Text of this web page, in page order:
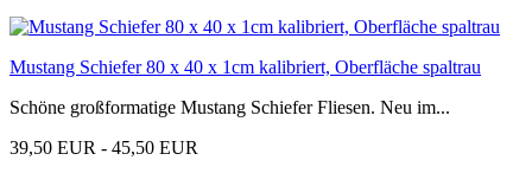
Mustang Schiefer 80 x 40 x 1cm kalibriert, Oberfläche spaltrau
Schöne großformatige Mustang Schiefer Fliesen. Neu im...
39,50 EUR - 45,50 EUR